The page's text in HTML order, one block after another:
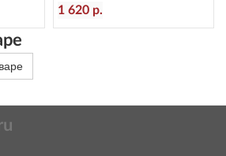
1 620 р.